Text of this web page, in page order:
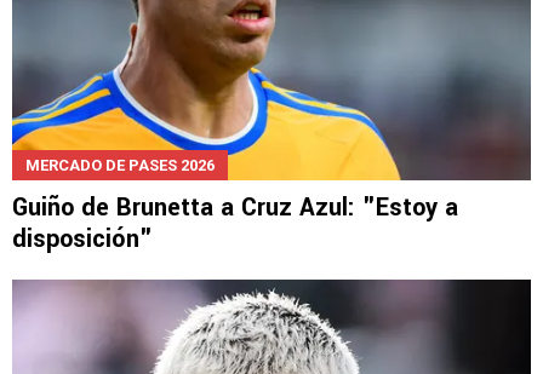
MERCADO DE PASES 2026
Guiño de Brunetta a Cruz Azul: "Estoy a
disposición"